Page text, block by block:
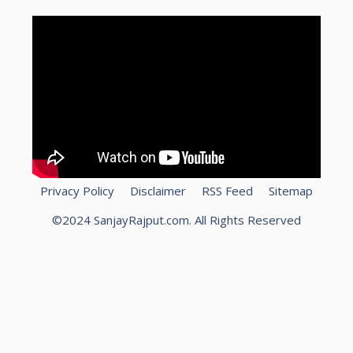
Privacy Policy Disclaimer RSS Feed
Sitemap
©2024 SanjayRajput.com. All Rights Reserved